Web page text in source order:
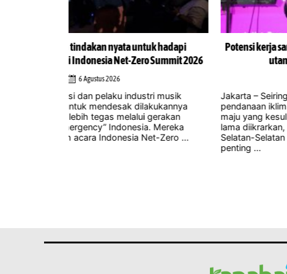
Potensi kerja sama Selatan-Selatan sebagai landasan
utama transisi energi Indonesia
Jakarta – Seiring meningkatnya ketidakpastian terkait
pendanaan iklim internasional dan negara-negara
maju yang kesulitan memenuhi komitmen yang telah
lama diikrarkan, Tiongkok memposisikan kerja sama
Selatan-Selatan sebagai mekanisme yang semakin